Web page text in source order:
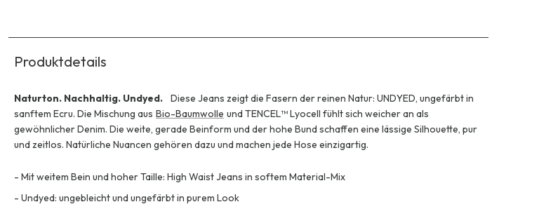
Produktdetails
Naturton. Nachhaltig. Undyed.
Diese Jeans zeigt die Fasern der reinen Natur: UNDYED, ungefärbt in
sanftem Ecru. Die Mischung aus Bio-Baumwolle und TENCEL™ Lyocell fühlt sich weicher an als
gewöhnlicher Denim. Die weite, gerade Beinform und der hohe Bund schaffen eine lässige Silhouette, pur
und zeitlos. Natürliche Nuancen gehören dazu und machen jede Hose einzigartig.
- Mit weitem Bein und hoher Taille: High Waist Jeans in softem Material-Mix
- Undyed: ungebleicht und ungefärbt in purem Look